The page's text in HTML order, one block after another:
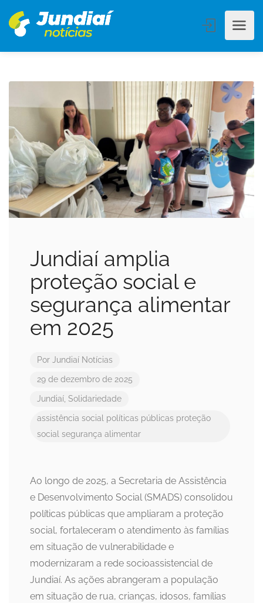
Jundiaí amplia
proteção social e
segurança alimentar
em 2025
Por Jundiaí Notícias
29 de dezembro de 2025
Jundiaí, Solidariedade
assistência social políticas públicas proteção
social segurança alimentar
Ao longo de 2025, a Secretaria de Assistência
e Desenvolvimento Social (SMADS) consolidou
políticas públicas que ampliaram a proteção
social, fortaleceram o atendimento às famílias
em situação de vulnerabilidade e
modernizaram a rede socioassistencial de
Jundiaí. As ações abrangeram a população
em situação de rua, crianças, idosos, famílias